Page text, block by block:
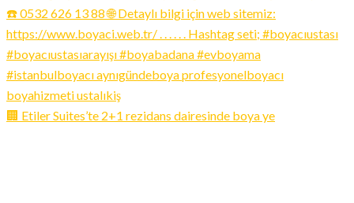
🏢 Etiler Suites’te 2+1 rezidans dairesinde boya ye